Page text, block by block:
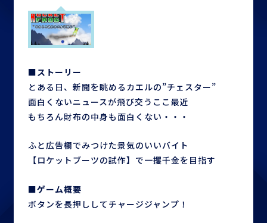
■ストーリー
とある日、新聞を眺めるカエルの”チェスター”
面白くないニュースが飛び交うここ最近
もちろん財布の中身も面白くない・・・
ふと広告欄でみつけた景気のいいバイト
【ロケットブーツの試作】で一攫千金を目指す
■ゲーム概要
ボタンを長押ししてチャージジャンプ！